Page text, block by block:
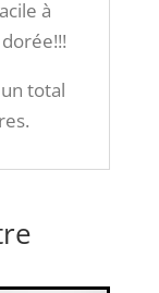
à
total